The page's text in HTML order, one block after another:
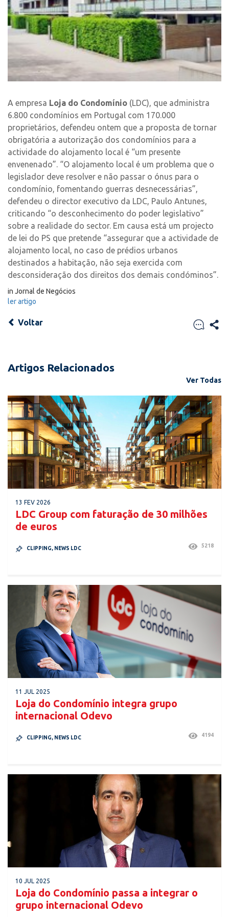
A empresa Loja do Condomínio (LDC), que administra
6.800 condomínios em Portugal com 170.000
proprietários, defendeu ontem que a proposta de tornar
obrigatória a autorização dos condomínios para a
actividade do alojamento local é “um presente
envenenado”. “O alojamento local é um problema que o
legislador deve resolver e não passar o ónus para o
condomínio, fomentando guerras desnecessárias”,
defendeu o director executivo da LDC, Paulo Antunes,
criticando “o desconhecimento do poder legislativo”
sobre a realidade do sector. Em causa está um projecto
de lei do PS que pretende “assegurar que a actividade de
alojamento local, no caso de prédios urbanos
destinados a habitação, não seja exercida com
desconsideração dos direitos dos demais condóminos”.
in Jornal de Negócios
ler artigo
Voltar
Artigos Relacionados
Ver Todas
13 FEV 2026
LDC Group com faturação de 30 milhões
de euros
CLIPPING, NEWS LDC 5218
11 JUL 2025
Loja do Condomínio integra grupo
internacional Odevo
CLIPPING, NEWS LDC 4194
10 JUL 2025
Loja do Condomínio passa a integrar o
grupo internacional Odevo